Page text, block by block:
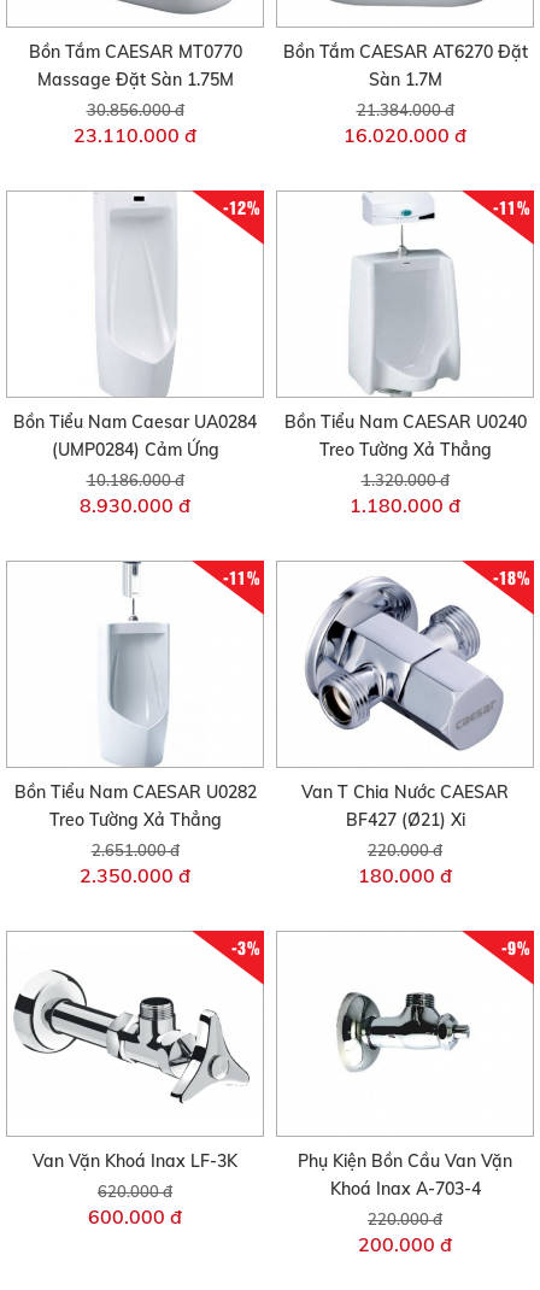
Bồn Tắm CAESAR MT0770
Massage Đặt Sàn 1.75M
30.856.000 đ
23.110.000 đ
Bồn Tắm CAESAR AT6270 Đặt
Sàn 1.7M
21.384.000 đ
16.020.000 đ
-12%
Bồn Tiểu Nam Caesar UA0284
(UMP0284) Cảm Ứng
10.186.000 đ
8.930.000 đ
-11%
Bồn Tiểu Nam CAESAR U0240
Treo Tường Xả Thẳng
1.320.000 đ
1.180.000 đ
-11%
Bồn Tiểu Nam CAESAR U0282
Treo Tường Xả Thẳng
2.651.000 đ
2.350.000 đ
-18%
Van T Chia Nước CAESAR
BF427 (Ø21) Xi
220.000 đ
180.000 đ
-3%
Van Vặn Khoá Inax LF-3K
620.000 đ
600.000 đ
-9%
Phụ Kiện Bồn Cầu Van Vặn
Khoá Inax A-703-4
220.000 đ
200.000 đ